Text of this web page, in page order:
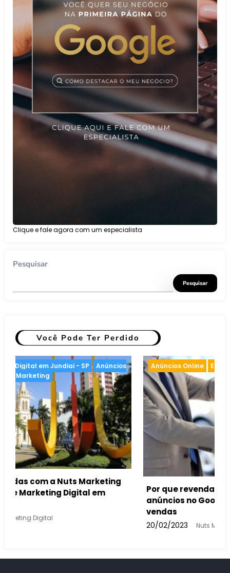
Clique e fale agora com um especialista
Pesquisar
Pesquisar
Você Pode Ter Perdido
Anúncios Online Estratégias de Marketing
que revendas de automóveis devem usar
no Google para aumentar suas